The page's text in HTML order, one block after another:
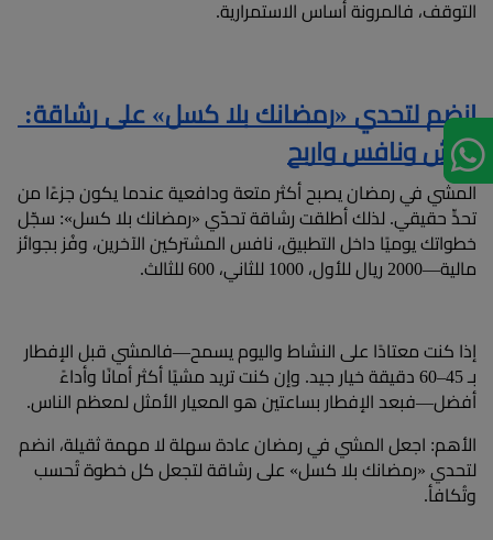
التوقف، فالمرونة أساس الاستمرارية.​
امشِ ونافس واربح
مالية—2000 ريال للأول، 1000 للثاني، 600 للثالث.
أفضل—فبعد الإفطار بساعتين هو المعيار الأمثل لمعظم الناس.
وتُكافأ.